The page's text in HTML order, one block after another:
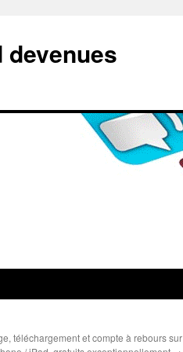
devenues
téléchargement et compte à rebours sur